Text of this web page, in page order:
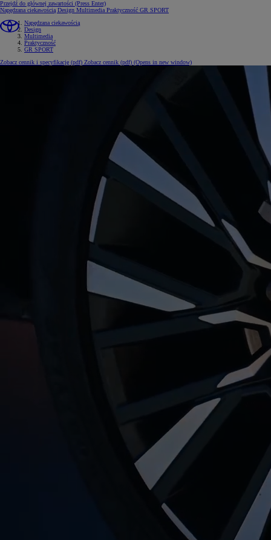
Przejdź do głównej zawartości (Press Enter)
Napędzana ciekawością Design Multimedia Praktyczność GR SPORT
Napędzana ciekawością
Design
Multimedia
Praktyczność
GR SPORT
Zobacz cennik i specyfikację (pdf) Zobacz cennik (pdf) (Opens in new window)